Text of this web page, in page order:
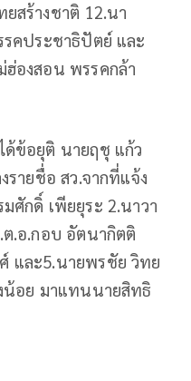
สร้างชาติ 12.นา
คประชาธิปัตย์ และ
องสอน พรรคกล้า
ข้อยุติ นายฤชุ แก้ว
รายชื่อ สว.จากที่แจ้ง
กดิ์ เพียยุระ 2.นาวา
.อ.กอบ อัตนากิตติ
และ5.นายพรชัย วิทย
น้อย มาแทนนายสิทธิ